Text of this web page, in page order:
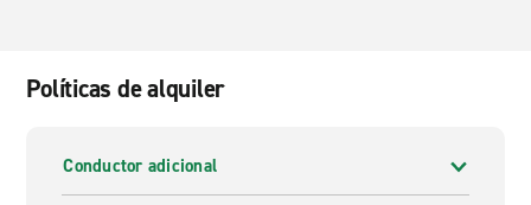
una flota de vehículos adaptados a las necesidades de
una gran ciudad como la capital de Francia. Coches y
urbanos como para realizar excursiones hasta otros
puntos de interés de la región como la histórica
Políticas de alquiler
Conductor adicional